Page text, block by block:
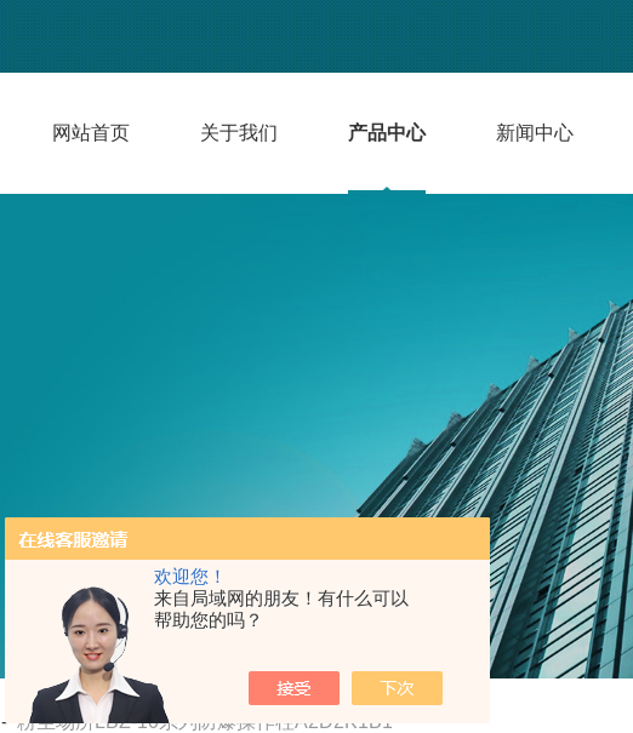
欢迎您！
来自局域网的朋友！有什么可以
帮助您的吗？
网站首页 关于我们 产品中心 新闻中心
-粉尘场所LBZ-10系列防爆操作柱A2D2K1B1